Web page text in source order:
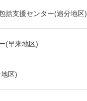
括支援センター(追分地区)
(早来地区)
区)